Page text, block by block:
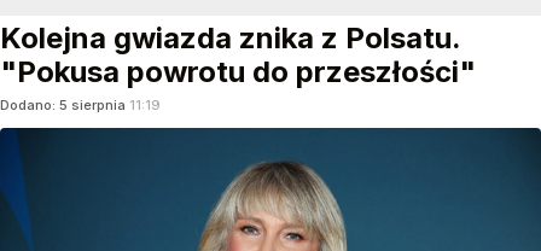
Kolejna gwiazda znika z Polsatu.
"Pokusa powrotu do przeszłości"
Dodano: 5 sierpnia 11:19